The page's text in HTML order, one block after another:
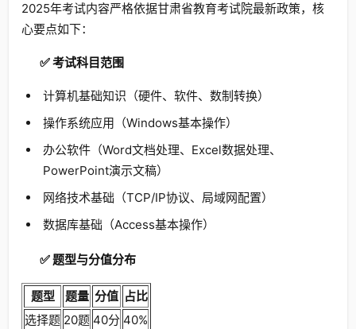
2025年考试内容严格依据甘肃省教育考试院最新政策，核
心要点如下：
✅ 考试科目范围
计算机基础知识（硬件、软件、数制转换）
操作系统应用（Windows基本操作）
办公软件（Word文档处理、Excel数据处理、
PowerPoint演示文稿）
网络技术基础（TCP/IP协议、局域网配置）
数据库基础（Access基本操作）
✅ 题型与分值分布
题型 题量 分值 占比
选择题 20题 40分 40%